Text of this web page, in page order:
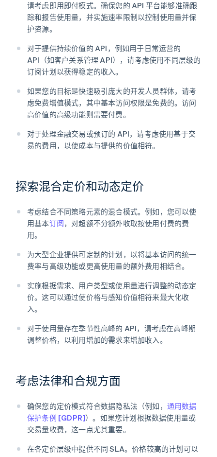
请考虑即用即付模式。确保您的 API 平台能够准确跟
踪和报告使用量，并实施速率限制以控制使用量并保
护资源。
对于提供持续价值的 API，例如用于日常运营的
API（如客户关系管理 API），请考虑使用不同层级的
订阅计划以获得稳定的收入。
如果您的目标是快速吸引庞大的开发人员群体，请考
虑免费增值模式，其中基本访问权限是免费的。访问
高价值的高级功能则需要付费。
对于处理金融交易或预订的 API，请考虑使用基于交
易的费用，以使成本与提供的价值相符。
探索混合定价和动态定价
考虑结合不同策略元素的混合模式。例如，您可以使
用基本订阅，对超额不分额外收取按使用付费的费
用。
为大型企业提供可定制的计划，以将基本访问的统一
费率与高级功能或更高使用量的额外费用相结合。
实施根据需求、用户类型或使用量进行调整的动态定
价。这可以通过使价格与感知价值相符来最大化收
入。
对于使用量存在季节性高峰的 API，请考虑在高峰期
调整价格，以利用增加的需求来增加收入。
考虑法律和合规方面
确保您的定价模式符合数据隐私法（例如， 通用数据
保护条例 [GDPR]）。如果您计划根据数据使用量或
交易量收费，这一点尤其重要。
在各定价层级中提供不同 SLA。价格较高的计划可以
English
奥地利
DeutschEnglish
澳大利亚
巴西